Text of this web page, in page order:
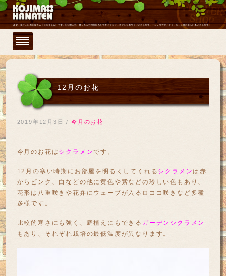
12月のお花
2019年12月3日 /今月のお花
今月のお花は シクラメンです。
12月の寒い時期にお部屋を明るくしてくれる シクラメンは赤
からピンク、白などの他に黄色や紫などの珍しい色もあり、
花形は八重咲きや花弁にウェーブが入るロココ咲きなど多種
多様です。
比較的寒さにも強く、庭植えにもできる ガーデンシクラメン
もあり、それぞれ栽培の最低温度が異なります。